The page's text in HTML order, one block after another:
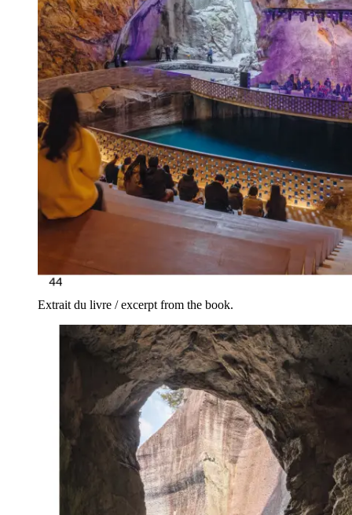
Extrait du livre / excerpt from the book.